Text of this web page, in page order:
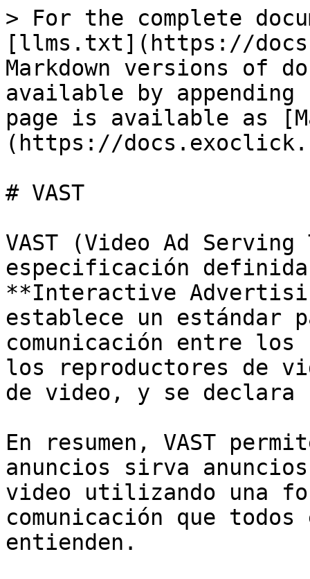
> For the complete
[llms.txt](https://
Markdown versions of
available by
page is available as
(https://
# VAST
VAST (Video Ad
especificación
**Interactive
establece un estándar
comunicación entre
los reproductores de
de video, y se declara
En resumen, VAST
anuncios sirva
video utilizando una
comunicación que
entienden.